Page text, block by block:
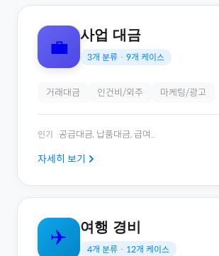
💼 사업 대금
3개 분류 · 9개 케이스
거래대금 인건비/외주 마케팅/광고
인기 공급대금, 납품대금, 급여...
자세히 보기
✈️ 여행 경비
4개 분류 · 12개 케이스